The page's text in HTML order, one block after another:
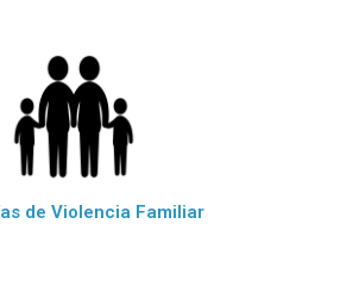
de Violencia Familiar